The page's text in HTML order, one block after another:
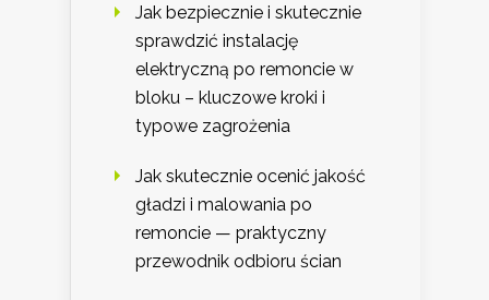
Jak bezpiecznie i skutecznie
sprawdzić instalację
elektryczną po remoncie w
bloku – kluczowe kroki i
typowe zagrożenia
Jak skutecznie ocenić jakość
gładzi i malowania po
remoncie — praktyczny
przewodnik odbioru ścian